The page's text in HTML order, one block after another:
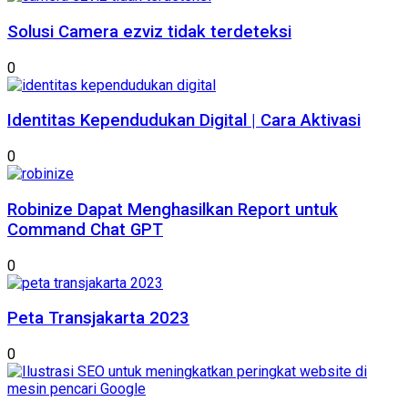
Solusi Camera ezviz tidak terdeteksi
0
Identitas Kependudukan Digital | Cara Aktivasi
0
Robinize Dapat Menghasilkan Report untuk
Command Chat GPT
0
Peta Transjakarta 2023
0